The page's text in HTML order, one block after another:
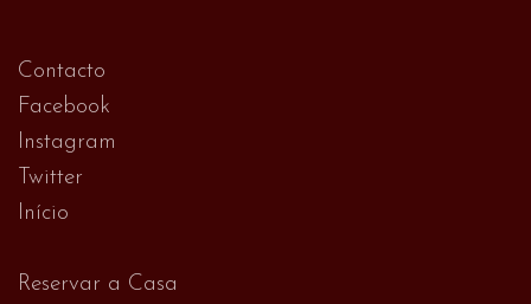
Contacto
Facebook
Instagram
Twitter
Início
Reservar a Casa